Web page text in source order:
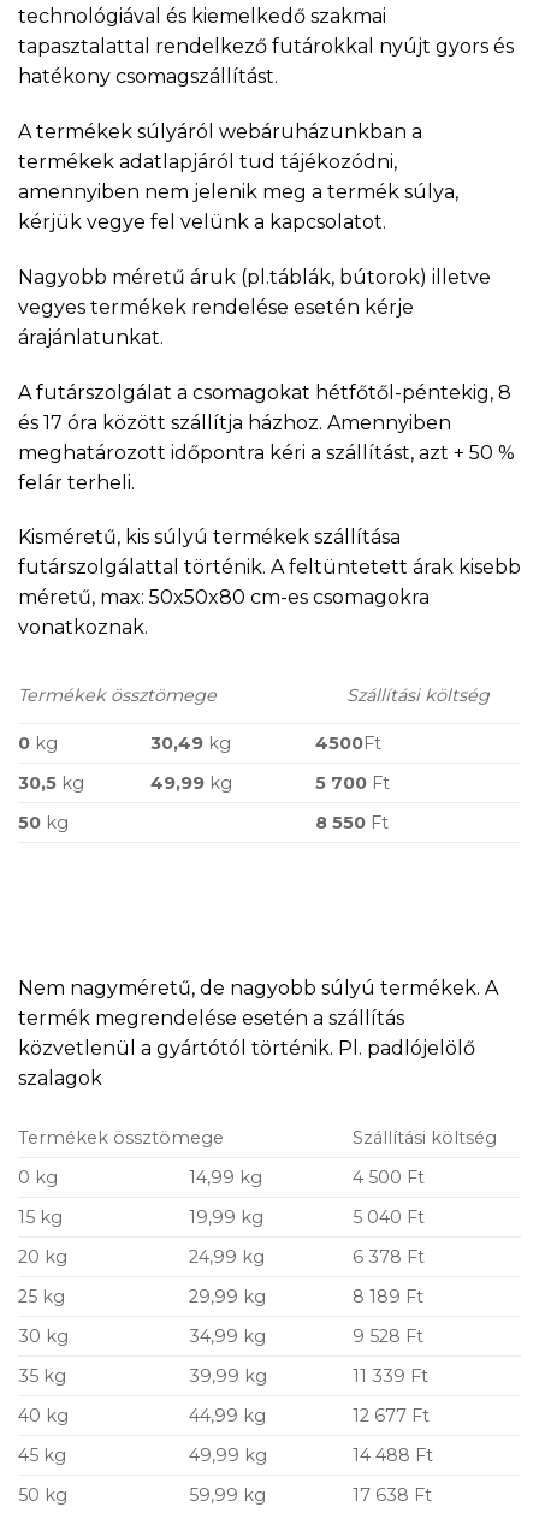
technológiával és kiemelkedő szakmai
tapasztalattal rendelkező futárokkal nyújt gyors és
hatékony csomagszállítást.
A termékek súlyáról webáruházunkban a
termékek adatlapjáról tud tájékozódni,
amennyiben nem jelenik meg a termék súlya,
kérjük vegye fel velünk a kapcsolatot.
Nagyobb méretű áruk (pl.táblák, bútorok) illetve
vegyes termékek rendelése esetén kérje
árajánlatunkat.
A futárszolgálat a csomagokat hétfőtől-péntekig, 8
és 17 óra között szállítja házhoz. Amennyiben
meghatározott időpontra kéri a szállítást, azt + 50 %
felár terheli.
Kisméretű, kis súlyú termékek szállítása
futárszolgálattal történik. A feltüntetett árak kisebb
méretű, max: 50x50x80 cm-es csomagokra
vonatkoznak.
Termékek össztömege Szállítási költség
0 kg 30,49 kg 4500Ft
30,5 kg 49,99 kg 5 700 Ft
50 kg 8 550 Ft
Nem nagyméretű, de nagyobb súlyú termékek. A
termék megrendelése esetén a szállítás
közvetlenül a gyártótól történik. Pl. padlójelölő
szalagok
Termékek össztömege
Szállítási költség
0 kg
14,99 kg
4 500 Ft
15 kg
19,99 kg
5 040 Ft
20 kg
24,99 kg
6 378 Ft
25 kg
29,99 kg
8 189 Ft
30 kg
34,99 kg
9 528 Ft
35 kg
39,99 kg
11 339 Ft
40 kg
44,99 kg
12 677 Ft
45 kg
49,99 kg
14 488 Ft
50 kg
59,99 kg 17 638 Ft